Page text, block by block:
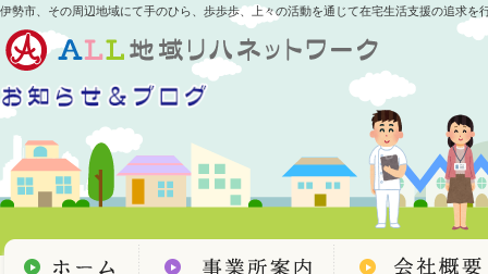
伊勢市、その周辺地域にて手のひら、歩歩歩、上々の活動を通じて在宅生活支援の追求を